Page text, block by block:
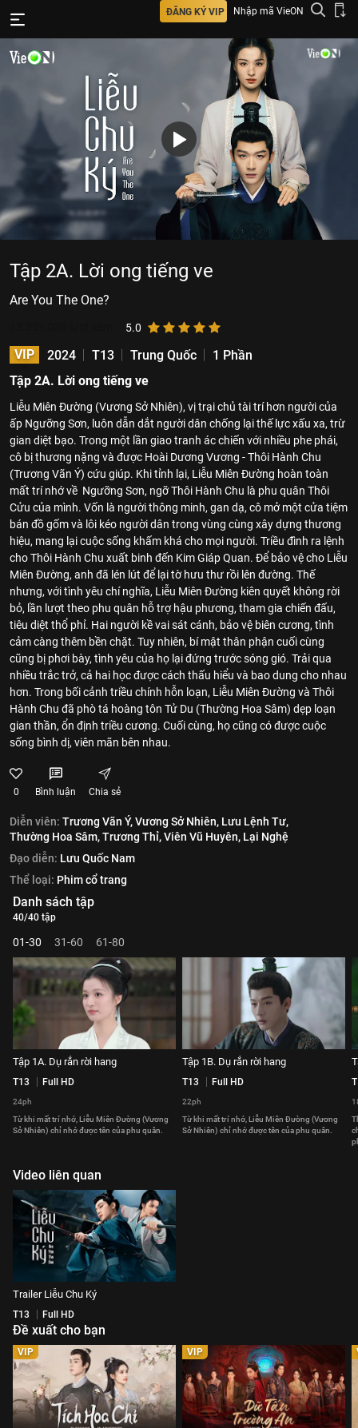
ĐĂNG KÝ VIP Nhập mã VieON
Tập 2A. Lời ong tiếng ve
Are You The One?
5.0
VIP 2024 T13 Trung Quốc
1 Phần
Tập 2A. Lời ong tiếng ve
Liễu Miên Đường (Vương Sở Nhiên), vị trại chủ tài trí hơn người của
ấp Ngưỡng Sơn, luôn dẫn dắt người dân chống lại thế lực xấu xa, trừ
gian diệt bạo. Trong một lần giao tranh ác chiến với nhiều phe phái,
cô bị thương nặng và được Hoài Dương Vương - Thôi Hành Chu
(Trương Vãn Ý) cứu giúp. Khi tỉnh lại, Liễu Miên Đường hoàn toàn
mất trí nhớ về Ngưỡng Sơn, ngỡ Thôi Hành Chu là phu quân Thôi
Cửu của mình. Vốn là người thông minh, gan dạ, cô mở một cửa tiệm
bán đồ gốm và lôi kéo người dân trong vùng cùng xây dựng thương
hiệu, mang lại cuộc sống khấm khá cho mọi người. Triều đình ra lệnh
cho Thôi Hành Chu xuất binh đến Kim Giáp Quan. Để bảo vệ cho Liễu
Miên Đường, anh đã lén lút để lại tờ hưu thư rồi lên đường. Thế
nhưng, với tình yêu chí nghĩa, Liễu Miên Đường kiên quyết không rời
bỏ, lần lượt theo phu quân hỗ trợ hậu phương, tham gia chiến đấu,
tiêu diệt thổ phỉ. Hai người kề vai sát cánh, bảo vệ biên cương, tình
cảm càng thêm bền chặt. Tuy nhiên, bí mật thân phận cuối cùng
cũng bị phơi bày, tình yêu của họ lại đứng trước sóng gió. Trải qua
nhiều trắc trở, cả hai học được cách thấu hiểu và bao dung cho nhau
hơn. Trong bối cảnh triều chính hỗn loạn, Liễu Miên Đường và Thôi
Hành Chu đã phò tá hoàng tôn Tử Du (Thường Hoa Sâm) dẹp loạn
gian thần, ổn định triều cương. Cuối cùng, họ cũng có được cuộc
sống bình dị, viên mãn bên nhau.
0 Bình luận Chia sẻ
Diễn viên: Trương Vãn Ý,Vương Sở Nhiên, Lưu Lệnh Tư,
Thường Hoa Sâm,Trương Thỉ,Viên Vũ Huyên, Lại Nghệ
Đạo diễn: Lưu Quốc Nam
Thể loại: Phim cổ trang
Danh sách tập
40/40 tập
01-30 31-60 61-80
Tập 1A. Dụ rắn rời hang
T13 Full HD
24ph
Từ khi mất trí nhớ, Liễu Miên Đường (Vương
Sở Nhiên) chỉ nhớ được tên của phu quân.
Tập 1B. Dụ rắn rời hang
T13 Full HD
22ph
Từ khi mất trí nhớ, Liễu Miên Đường (Vương
Sở Nhiên) chỉ nhớ được tên của phu quân.
Video liên quan
Trailer Liễu Chu Ký
T13 Full HD
Đề xuất cho bạn
VIP VIP